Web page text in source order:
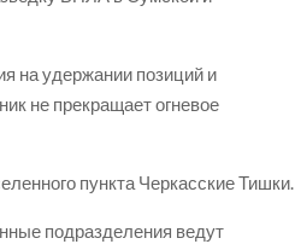
на удержании позиций и
не прекращает огневое
пункта Черкасские Тишки.
подразделения ведут